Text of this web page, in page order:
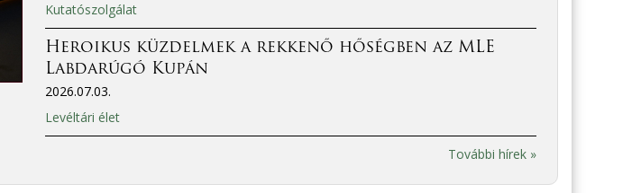
Kutatószolgálat
Heroikus küzdelmek a rekkenő hőségben az MLE
Labdarúgó Kupán
2026.07.03.
Levéltári élet
További hírek »